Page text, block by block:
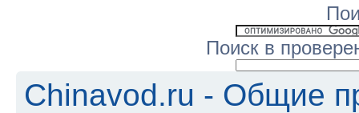
Поиск в
Chinavod.ru - Общие